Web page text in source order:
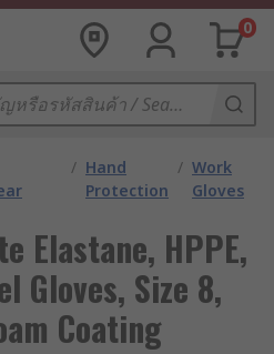
0
/ Hand
Protection
/ Work
Gloves
Elastane, HPPE,
Gloves, Size 8,
Coating